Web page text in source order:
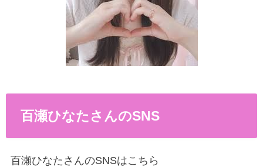
百瀬ひなたさんのSNS
百瀬ひなたさんのSNSはこちら